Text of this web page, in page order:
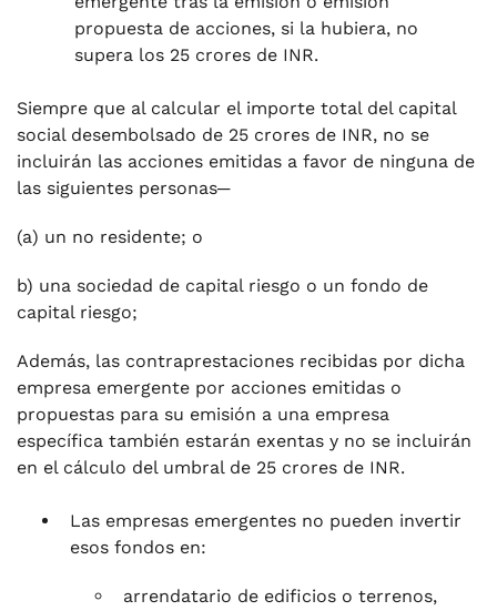
propuesta de acciones, si la hubiera, no
supera los 25 crores de INR.
Siempre que al calcular el importe total del capital
social desembolsado de 25 crores de INR, no se
incluirán las acciones emitidas a favor de ninguna de
las siguientes personas─
(a) un no residente; o
b) una sociedad de capital riesgo o un fondo de
capital riesgo;
Además, las contraprestaciones recibidas por dicha
empresa emergente por acciones emitidas o
propuestas para su emisión a una empresa
específica también estarán exentas y no se incluirán
en el cálculo del umbral de 25 crores de INR.
Las empresas emergentes no pueden invertir
esos fondos en:
arrendatario de edificios o terrenos,